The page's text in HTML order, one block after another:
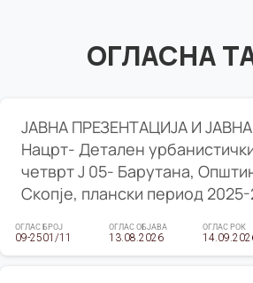
ОГЛАСНА
ЈАВНА ПРЕЗЕНТАЦИЈА И
Нацрт- Детален
четврт Ј 05- Барутана,
Скопје, плански период
ОГЛАС БРОЈ
09-2501/11
ОГЛАС ОБЈАВА
13.08.2026
ОГЛАС РОК